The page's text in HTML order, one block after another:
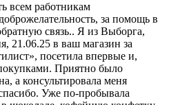
всем работникам
за помощь в
связь.. Я из Выборга,
21.06.25 в ваш магазин за
посетила впервые и,
Приятно было
а консультировала меня
Уже по-пробывала